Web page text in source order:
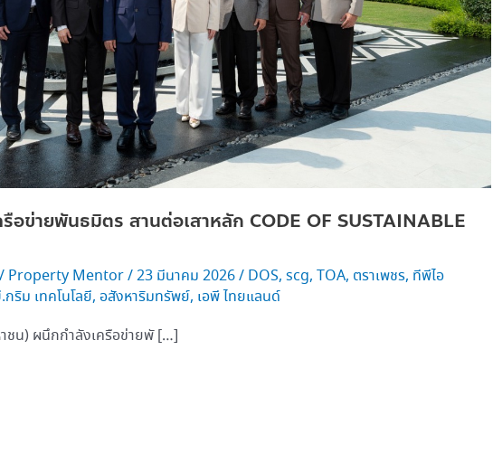
อข่ายพันธมิตร สานต่อเสาหลัก CODE OF SUSTAINABLE
/ Property Mentor/23 มีนาคม 2026/ DOS, scg, TOA, ตราเพชร, ทีพีไอ
กริม เทคโนโลยี, อสังหาริมทรัพย์, เอพี ไทยแลนด์
ชน) ผนึกกำลังเครือข่ายพั […]